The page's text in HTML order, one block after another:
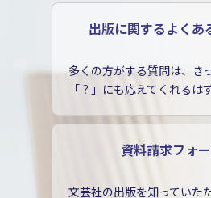
出版に関するよくあ
多くの方がする質問は、き
「？」にも応えてくれるは
資料請求フォ
文芸社の出版を知っていた